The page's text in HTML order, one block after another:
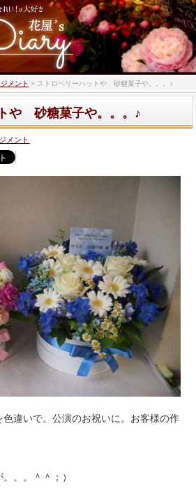
メント > ストロベリーハットや 砂糖菓子や。。。♪
や 砂糖菓子や。。。♪
メント
違いで。公演のお祝いに。お客様の作
。。＾＾；）